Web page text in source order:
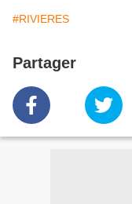
#RIVIERES
Partager